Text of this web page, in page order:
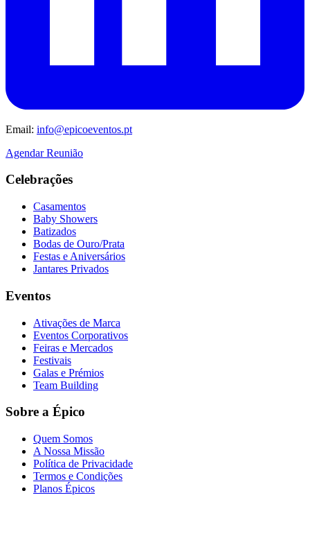
Email: info@epicoeventos.pt
Agendar Reunião
Celebrações
Casamentos
Baby Showers
Batizados
Bodas de Ouro/Prata
Festas e Aniversários
Jantares Privados
Eventos
Ativações de Marca
Eventos Corporativos
Feiras e Mercados
Festivais
Galas e Prémios
Team Building
Sobre a Épico
Quem Somos
A Nossa Missão
Política de Privacidade
Termos e Condições
Planos Épicos